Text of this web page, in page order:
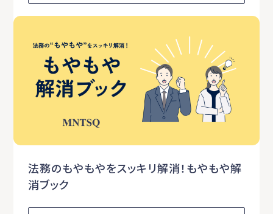
法務のもやもやをスッキリ解消！もやもや解
消ブック